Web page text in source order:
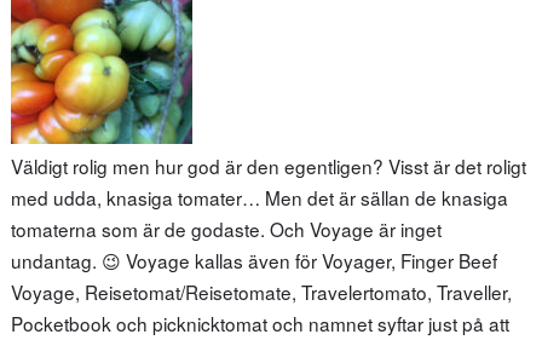
Väldigt rolig men hur god är den egentligen? Visst är det roligt
med udda, knasiga tomater… Men det är sällan de knasiga
tomaterna som är de godaste. Och Voyage är inget
undantag. 😉 Voyage kallas även för Voyager, Finger Beef
Voyage, Reisetomat/Reisetomate, Travelertomato, Traveller,
Pocketbook och picknicktomat och namnet syftar just på att